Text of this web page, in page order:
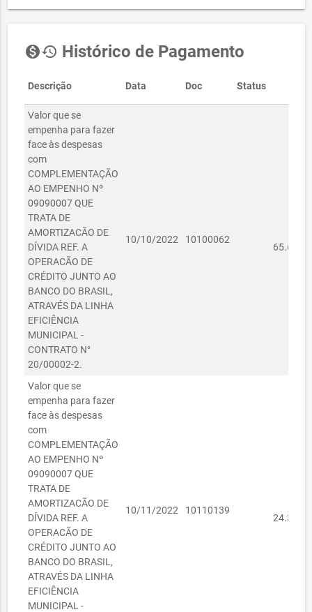
monetization_onhistory Histórico de Pagamento
Descrição Data Doc Status
Valor que se
empenha para fazer
face às despesas
com
COMPLEMENTAÇÃO
AO EMPENHO Nº
09090007 QUE
TRATA DE
AMORTIZACÃO DE
DÍVIDA REF. A
OPERACÃO DE
CRÉDITO JUNTO AO
BANCO DO BRASIL,
ATRAVÉS DA LINHA
EFICIÊNCIA
MUNICIPAL -
CONTRATO N°
20/00002-2.
10/10/2022 10100062
Valor que se
empenha para fazer
face às despesas
com
COMPLEMENTAÇÃO
AO EMPENHO Nº
09090007 QUE
TRATA DE
AMORTIZACÃO DE
DÍVIDA REF. A
OPERACÃO DE
CRÉDITO JUNTO AO
BANCO DO BRASIL,
ATRAVÉS DA LINHA
EFICIÊNCIA
MUNICIPAL -
10/11/2022 10110139